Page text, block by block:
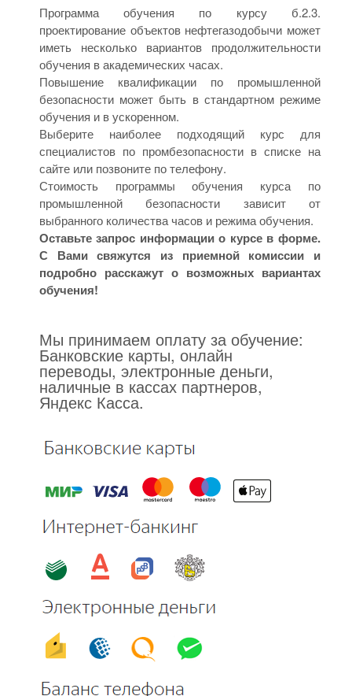
Программа обучения по курсу б.2.3.
проектирование объектов нефтегазодобычи может
иметь несколько вариантов продолжительности
обучения в академических часах.
Повышение квалификации по промышленной
безопасности может быть в стандартном режиме
обучения и в ускоренном.
Выберите наиболее подходящий курс для
специалистов по промбезопасности в списке на
сайте или позвоните по телефону.
Стоимость программы обучения курса по
промышленной безопасности зависит от
выбранного количества часов и режима обучения.
Оставьте запрос информации о курсе в форме.
С Вами свяжутся из приемной комиссии и
подробно расскажут о возможных вариантах
обучения!
Мы принимаем оплату за обучение:
Банковские карты, онлайн
переводы, электронные деньги,
наличные в кассах партнеров,
Яндекс Касса.